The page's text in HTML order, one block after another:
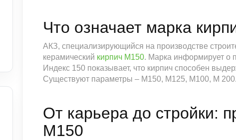
Что означает марка
АКЗ, специализирующийся на производстве
керамический кирпич М150. Марка информирует о
Индекс 150 показывает, что кирпич способен
Существуют параметры – М150, М125, М100, М 200.
От карьера до стройки:
М150